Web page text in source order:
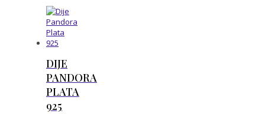
DIJE
PANDORA
PLATA
925